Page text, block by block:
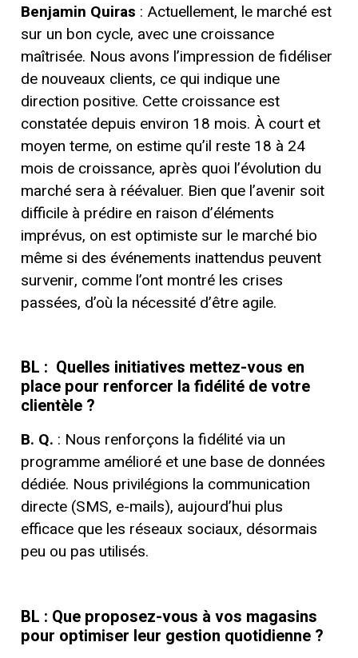
Benjamin Quiras : Actuellement, le marché est
sur un bon cycle, avec une croissance
maîtrisée. Nous avons l’impression de fidéliser
de nouveaux clients, ce qui indique une
direction positive. Cette croissance est
constatée depuis environ 18 mois. À court et
moyen terme, on estime qu’il reste 18 à 24
mois de croissance, après quoi l’évolution du
marché sera à réévaluer. Bien que l’avenir soit
difficile à prédire en raison d’éléments
imprévus, on est optimiste sur le marché bio
même si des événements inattendus peuvent
survenir, comme l’ont montré les crises
passées, d’où la nécessité d’être agile.
BL : Quelles initiatives mettez-vous en
place pour renforcer la fidélité de votre
clientèle ?
B. Q. : Nous renforçons la fidélité via un
programme amélioré et une base de données
dédiée. Nous privilégions la communication
directe (SMS, e-mails), aujourd’hui plus
efficace que les réseaux sociaux, désormais
peu ou pas utilisés.
BL : Que proposez-vous à vos magasins
pour optimiser leur gestion quotidienne ?